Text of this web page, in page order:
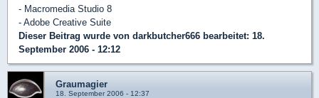
- Macromedia Studio 8
- Adobe Creative Suite
Dieser Beitrag wurde von darkbutcher666 bearbeitet: 18.
September 2006 - 12:12
Graumagier
18. September 2006 - 12:37